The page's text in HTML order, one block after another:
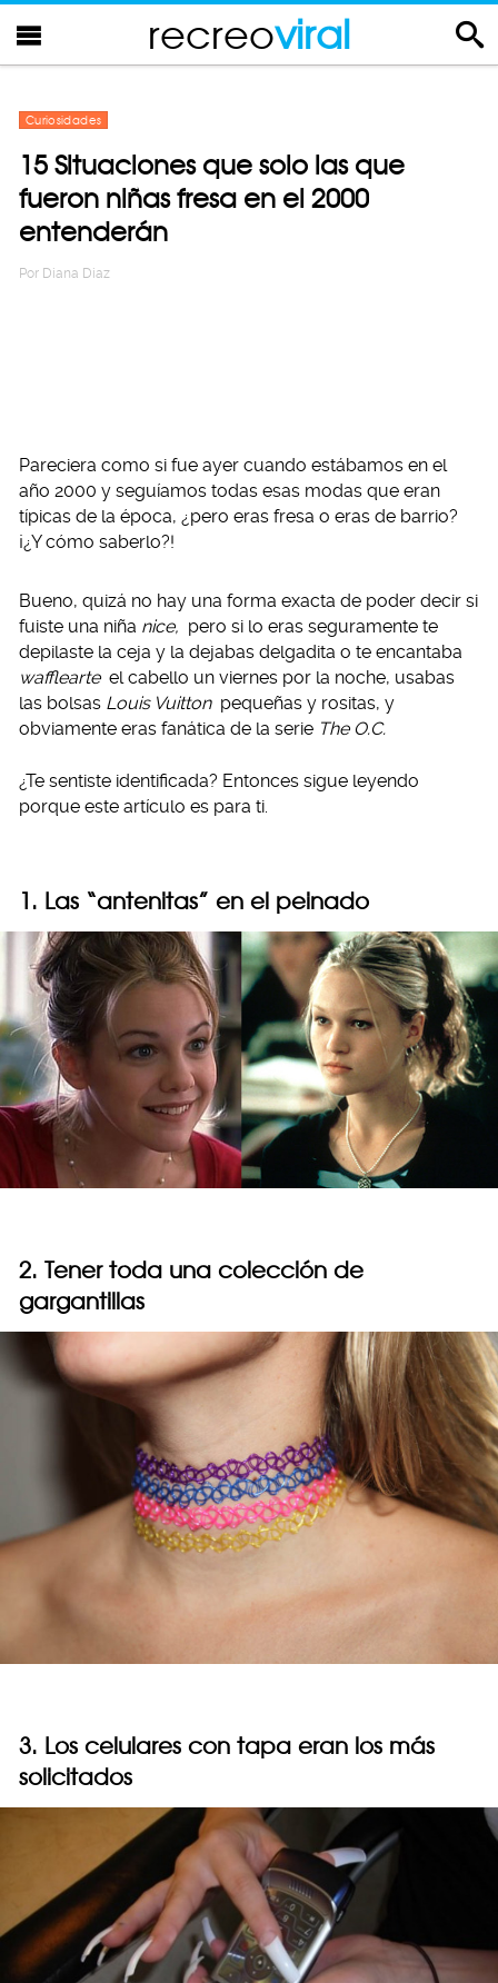
recreoviral
Curiosidades
15 Situaciones que solo las que
fueron niñas fresa en el 2000
entenderán
Por Diana Diaz
Pareciera como si fue ayer cuando estábamos en el
año 2000 y seguíamos todas esas modas que eran
típicas de la época, ¿pero eras fresa o eras de barrio?
¡¿Y cómo saberlo?!
Bueno, quizá no hay una forma exacta de poder decir si
fuiste una niña nice, pero si lo eras seguramente te
depilaste la ceja y la dejabas delgadita o te encantaba
wafflearte el cabello un viernes por la noche, usabas
las bolsas Louis Vuitton pequeñas y rositas, y
obviamente eras fanática de la serie The O.C.
¿Te sentiste identificada? Entonces sigue leyendo
porque este artículo es para ti.
1. Las “antenitas” en el peinado
2. Tener toda una colección de
gargantillas
3. Los celulares con tapa eran los más
solicitados